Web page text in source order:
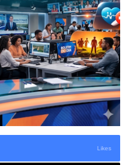
Likes